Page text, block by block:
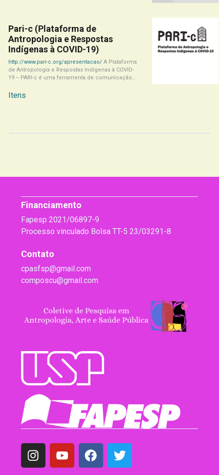
Pari-c (Plataforma de
Antropologia e Respostas
Indígenas à COVID-19)
http://www.pari-c.org/apresentacao/ A Plataforma
de Antropologia e Respostas Indígenas à COVID-
19 – PARI-c é uma ferramenta de comunicação
Itens
Financiamento
Fapesp 2021/06897-9
Processo vinculado Bolsa TT-5 23/03291-8
Contato
cpasfsp@gmail.com
composcu@gmail.com